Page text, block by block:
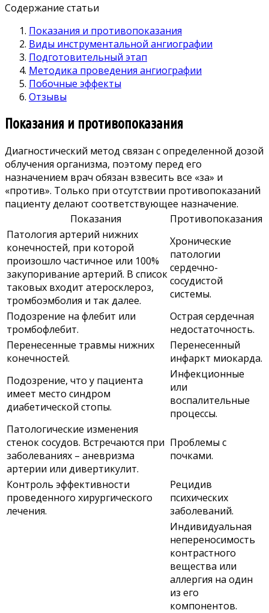
Содержание статьи
Показания и противопоказания
Виды инструментальной ангиографии
Подготовительный этап
Методика проведения ангиографии
Побочные эффекты
Отзывы
Показания и противопоказания
Диагностический метод связан с определенной дозой
облучения организма, поэтому перед его
назначением врач обязан взвесить все «за» и
«против». Только при отсутствии противопоказаний
пациенту делают соответствующее назначение.
Показания
Противопоказания
Патология артерий нижних
конечностей, при которой
произошло частичное или 100%
закупоривание артерий. В список
таковых входит атеросклероз,
тромбоэмболия и так далее.
Хронические
патологии
сердечно-
сосудистой
системы.
Подозрение на флебит или
тромбофлебит.
Острая сердечная
недостаточность.
Перенесенные травмы нижних
конечностей.
Перенесенный
инфаркт миокарда.
Подозрение, что у пациента
имеет место синдром
диабетической стопы.
Инфекционные
или
воспалительные
процессы.
Патологические изменения
стенок сосудов. Встречаются при
заболеваниях – аневризма
артерии или дивертикулит.
Проблемы с
почками.
Контроль эффективности
проведенного хирургического
лечения.
Рецидив
психических
заболеваний.
Индивидуальная
непереносимость
контрастного
вещества или
аллергия на один
из его
компонентов.